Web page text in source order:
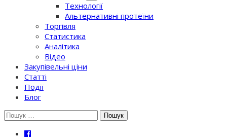
Технології
Альтернативні протеїни
Торгівля
Статистика
Аналітика
Відео
Закупівельні ціни
Статті
Події
Блог
Шукати: